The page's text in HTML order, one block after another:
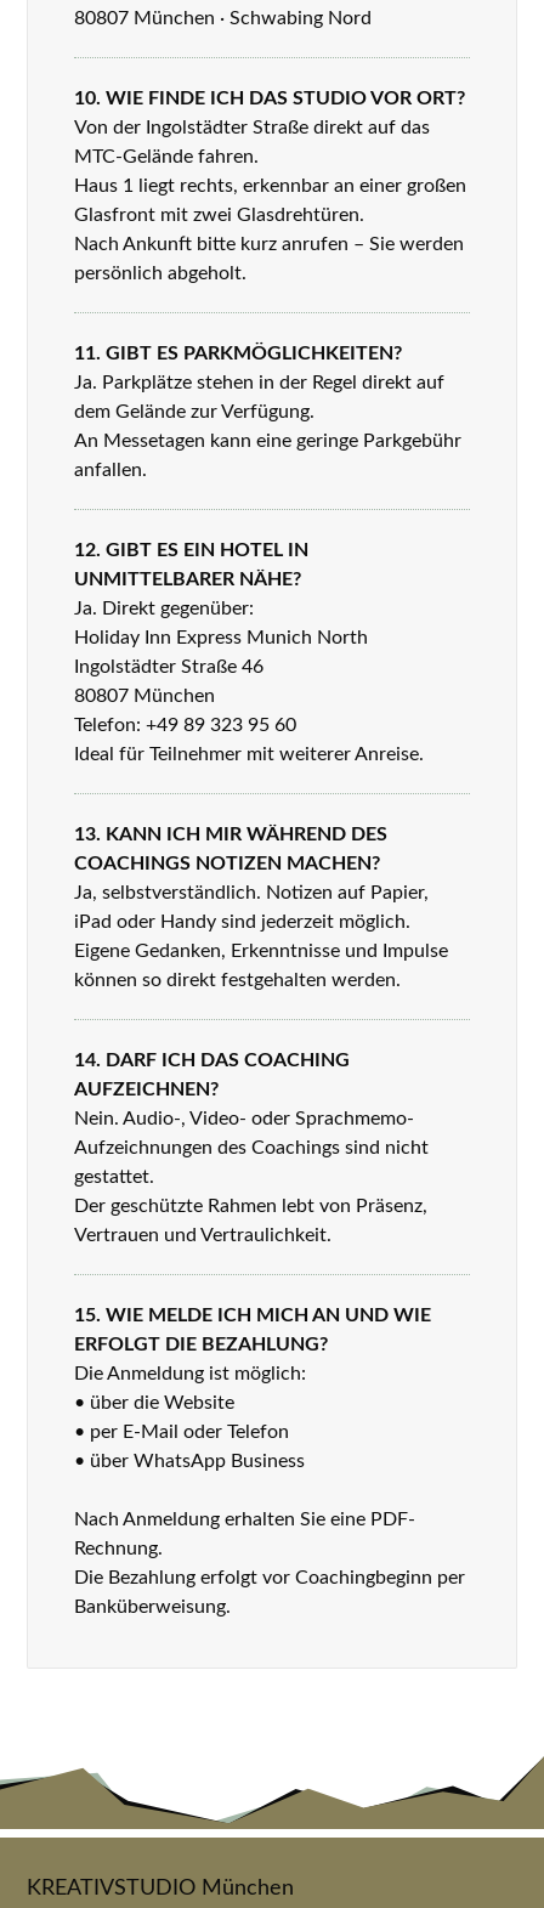
80807 München · Schwabing Nord
10. WIE FINDE ICH DAS STUDIO VOR ORT?
Von der Ingolstädter Straße direkt auf das
MTC-Gelände fahren.
Haus 1 liegt rechts, erkennbar an einer großen
Glasfront mit zwei Glasdrehtüren.
Nach Ankunft bitte kurz anrufen – Sie werden
persönlich abgeholt.
11. GIBT ES PARKMÖGLICHKEITEN?
Ja. Parkplätze stehen in der Regel direkt auf
dem Gelände zur Verfügung.
An Messetagen kann eine geringe Parkgebühr
anfallen.
12. GIBT ES EIN HOTEL IN
UNMITTELBARER NÄHE?
Ja. Direkt gegenüber:
Holiday Inn Express Munich North
Ingolstädter Straße 46
80807 München
Telefon: +49 89 323 95 60
Ideal für Teilnehmer mit weiterer Anreise.
13. KANN ICH MIR WÄHREND DES
COACHINGS NOTIZEN MACHEN?
Ja, selbstverständlich. Notizen auf Papier,
iPad oder Handy sind jederzeit möglich.
Eigene Gedanken, Erkenntnisse und Impulse
können so direkt festgehalten werden.
14. DARF ICH DAS COACHING
AUFZEICHNEN?
Nein. Audio-, Video- oder Sprachmemo-
Aufzeichnungen des Coachings sind nicht
gestattet.
Der geschützte Rahmen lebt von Präsenz,
Vertrauen und Vertraulichkeit.
15. WIE MELDE ICH MICH AN UND WIE
ERFOLGT DIE BEZAHLUNG?
Die Anmeldung ist möglich:
• über die Website
• per E-Mail oder Telefon
• über WhatsApp Business
Nach Anmeldung erhalten Sie eine PDF-
Rechnung.
Die Bezahlung erfolgt vor Coachingbeginn per
Banküberweisung.
KREATIVSTUDIO München